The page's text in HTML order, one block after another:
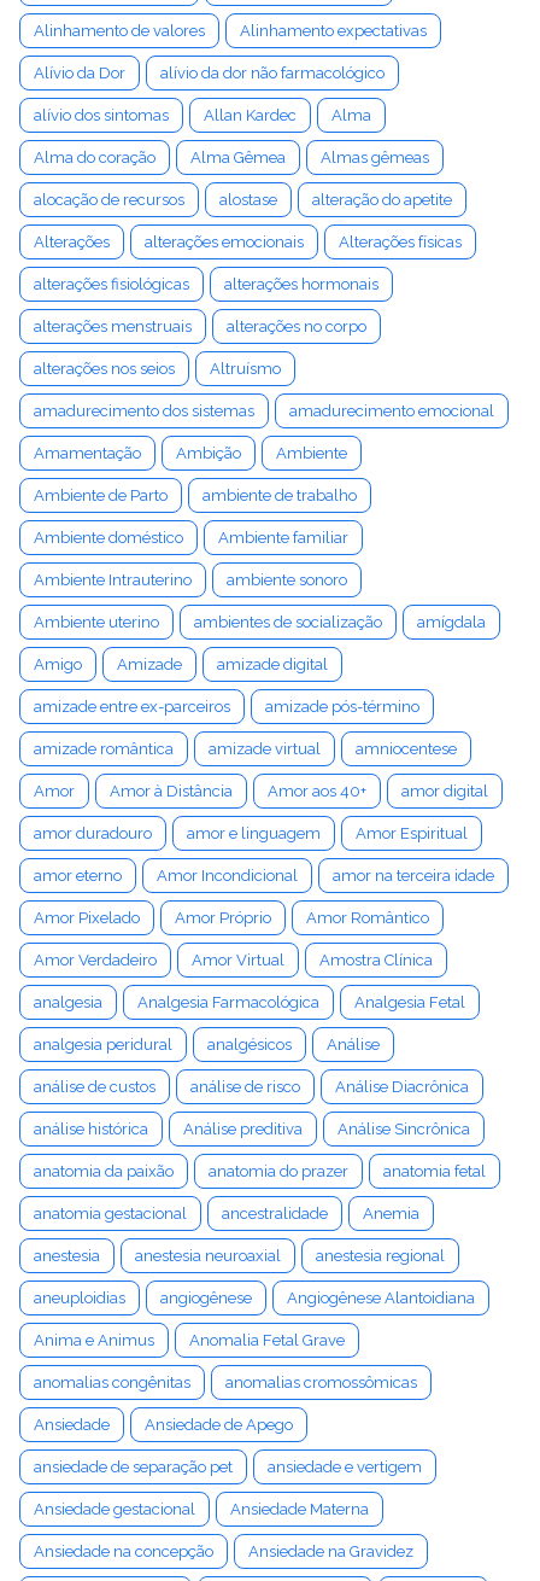
Alinhamento de valores Alinhamento expectativas
Alívio da Dor alívio da dor não farmacológico
alívio dos sintomas Allan Kardec Alma
Alma do coração Alma Gêmea Almas gêmeas
alocação de recursos alostase alteração do apetite
Alterações alterações emocionais Alterações físicas
alterações fisiológicas alterações hormonais
alterações menstruais alterações no corpo
alterações nos seios Altruísmo
amadurecimento dos sistemas amadurecimento emocional
Amamentação Ambição Ambiente
Ambiente de Parto ambiente de trabalho
Ambiente doméstico Ambiente familiar
Ambiente Intrauterino ambiente sonoro
Ambiente uterino ambientes de socialização amígdala
Amigo Amizade amizade digital
amizade entre ex-parceiros amizade pós-término
amizade romântica amizade virtual amniocentese
Amor Amor à Distância Amor aos 40+ amor digital
amor duradouro amor e linguagem Amor Espiritual
amor eterno Amor Incondicional amor na terceira idade
Amor Pixelado Amor Próprio Amor Romântico
Amor Verdadeiro Amor Virtual Amostra Clínica
analgesia Analgesia Farmacológica Analgesia Fetal
analgesia peridural analgésicos Análise
análise de custos análise de risco Análise Diacrônica
análise histórica Análise preditiva Análise Sincrônica
anatomia da paixão anatomia do prazer anatomia fetal
anatomia gestacional ancestralidade Anemia
anestesia anestesia neuroaxial anestesia regional
aneuploidias angiogênese Angiogênese Alantoidiana
Anima e Animus Anomalia Fetal Grave
anomalias congênitas anomalias cromossômicas
Ansiedade Ansiedade de Apego
ansiedade de separação pet ansiedade e vertigem
Ansiedade gestacional Ansiedade Materna
Ansiedade na concepção Ansiedade na Gravidez